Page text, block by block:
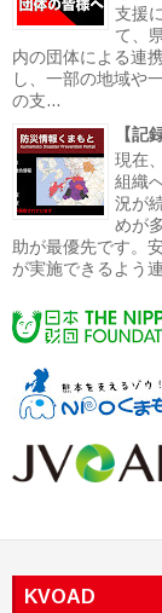
支援
て、
内の団体による連
し、一部の地域や
の支...
【記
現在
組織
況が
めが
助が最優先です。
が実施できるよう
KVOAD